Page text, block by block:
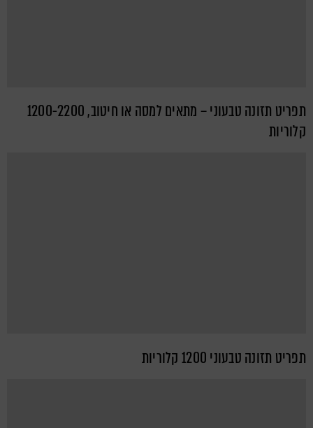
תפריט תזונה טבעוני – מתאים למסה או חיטוב, 1200-2200
קלוריות
תפריט תזונה טבעוני 1200 קלוריות